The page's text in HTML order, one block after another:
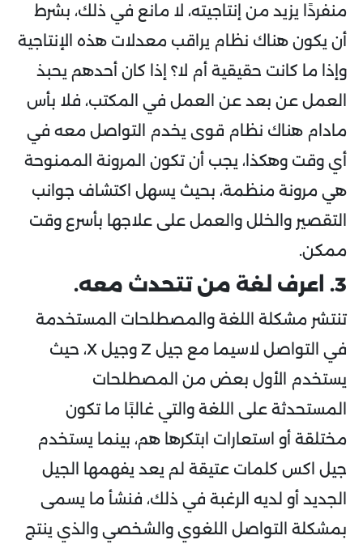
منفردًا يزيد من إنتاجيته، لا مانع في ذلك، بشرط
أن يكون هناك نظام يراقب معدلات هذه الإنتاجية
وإذا ما كانت حقيقية أم لا؟ إذا كان أحدهم يحبذ
العمل عن بعد عن العمل في المكتب، فلا بأس
مادام هناك نظام قوى يخدم التواصل معه في
أي وقت وهكذا، يجب أن تكون المرونة الممنوحة
هي مرونة منظمة، بحيث يسهل اكتشاف جوانب
التقصير والخلل والعمل على علاجها بأسرع وقت
ممكن.
3. اعرف لغة من تتحدث معه.
تنتشر مشكلة اللغة والمصطلحات المستخدمة
في التواصل لاسيما مع جيل Z وجيل X، حيث
يستخدم الأول بعض من المصطلحات
المستحدثة على اللغة والتي غالبًا ما تكون
مختلقة أو استعارات ابتكرها هم، بينما يستخدم
جيل اكس كلمات عتيقة لم يعد يفهمها الجيل
الجديد أو لديه الرغبة في ذلك، فنشأ ما يسمى
بمشكلة التواصل اللغوي والشخصي والذي ينتج